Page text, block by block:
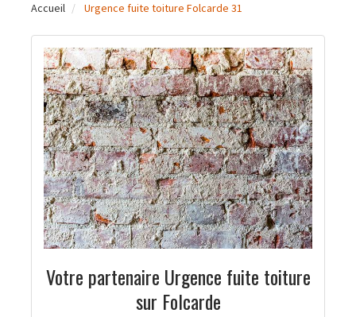
Accueil Urgence fuite toiture Folcarde 31
Votre partenaire Urgence fuite toiture
sur Folcarde